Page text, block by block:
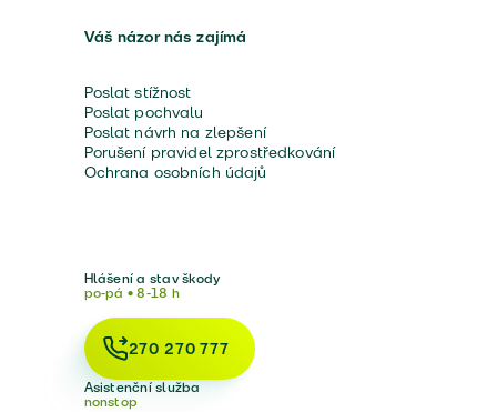
Váš názor nás zajímá
Poslat stížnost
Poslat pochvalu
Poslat návrh na zlepšení
Porušení pravidel zprostředkování
Ochrana osobních údajů
Hlášení a stav škody
po-pá • 8-18 h
270 270 777
Asistenční služba
nonstop